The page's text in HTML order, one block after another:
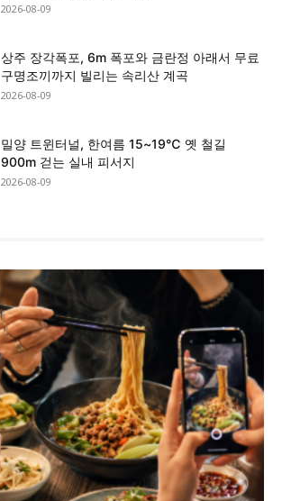
2026-08-09
상주 장각폭포, 6m 폭포와 금란정 아래서 무료
구명조끼까지 빌리는 속리산 계곡
2026-08-09
밀양 트윈터널, 한여름 15~19℃ 옛 철길
900m 걷는 실내 피서지
2026-08-09